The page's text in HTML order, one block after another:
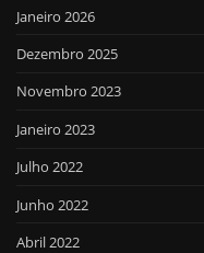
Janeiro 2026
Dezembro 2025
Novembro 2023
Janeiro 2023
Julho 2022
Junho 2022
Abril 2022